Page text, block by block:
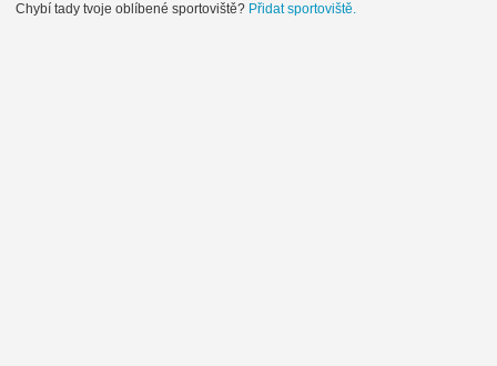
Chybí tady tvoje oblíbené sportoviště? Přidat sportoviště.